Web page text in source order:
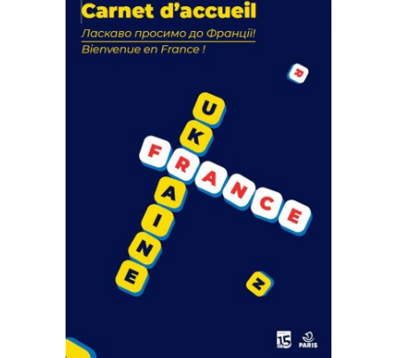
actions
18 septembre 2023
Fichier joint - Fichier 1 105115 Total 0 Votes...